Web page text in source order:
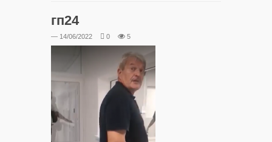
гп24
— 14/06/2022 0 5